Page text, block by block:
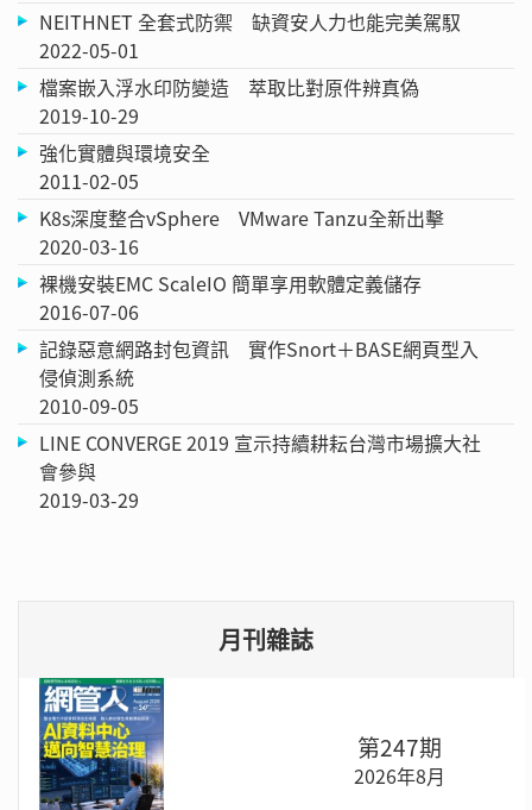
NEITHNET 全套式防禦 缺資安人力也能完美駕馭
2022-05-01
檔案嵌入浮水印防變造 萃取比對原件辨真偽
2019-10-29
強化實體與環境安全
2011-02-05
K8s深度整合vSphere VMware Tanzu全新出擊
2020-03-16
裸機安裝EMC ScaleIO 簡單享用軟體定義儲存
2016-07-06
記錄惡意網路封包資訊 實作Snort＋BASE網頁型入
侵偵測系統
2010-09-05
LINE CONVERGE 2019 宣示持續耕耘台灣市場擴大社
會參與
2019-03-29
月刊雜誌
第247期
2026年8月